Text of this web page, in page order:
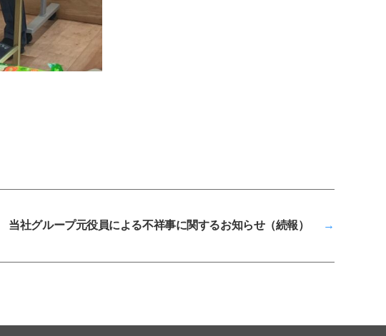
→
当社グループ元役員による不祥事に関するお知らせ（続報）